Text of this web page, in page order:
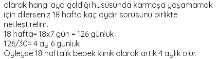
olarak hangi aya geldiği hususunda karmaşa yaşamamak
için dilerseniz 18 hafta kaç aydır sorusunu birlikte
netleştirelim.
18 hafta= 18x7 gün = 126 günlük
126/30= 4 ay 6 günlük
Öyleyse 18 haftalık bebek klinik olarak artık 4 aylık olur.